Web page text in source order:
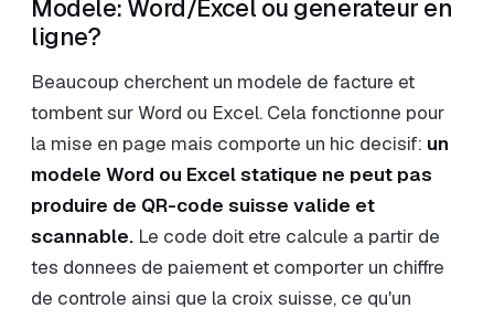
Modele: Word/Excel ou generateur en
ligne?
Beaucoup cherchent un modele de facture et
tombent sur Word ou Excel. Cela fonctionne pour
la mise en page mais comporte un hic decisif: un
modele Word ou Excel statique ne peut pas
produire de QR-code suisse valide et
scannable. Le code doit etre calcule a partir de
tes donnees de paiement et comporter un chiffre
de controle ainsi que la croix suisse, ce qu'un